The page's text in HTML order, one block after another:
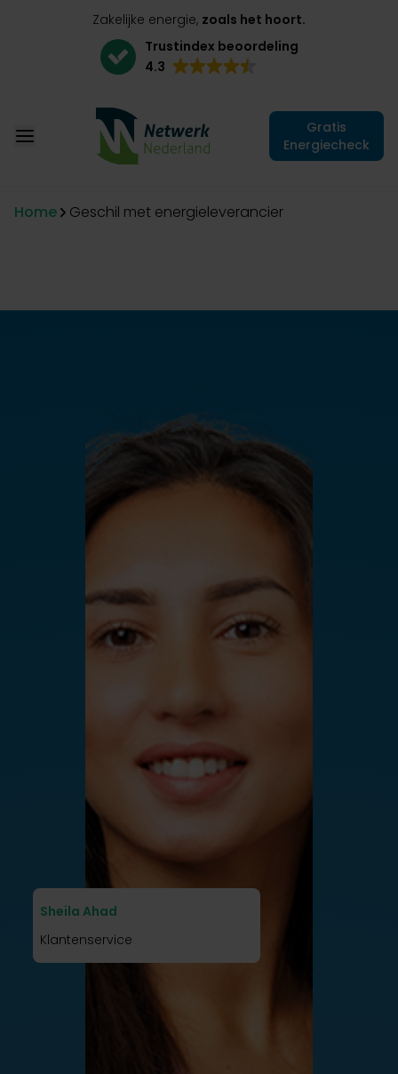
Zakelijke energie, zoals het hoort.
Trustindex beoordeling
4.3
Gratis
Energiecheck
Home Geschil met energieleverancier
Sheila Ahad
Klantenservice